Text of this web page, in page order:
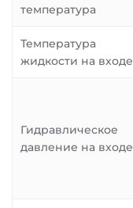
температура
Температура
жидкости на входе
Гидравлическое
давление на входе